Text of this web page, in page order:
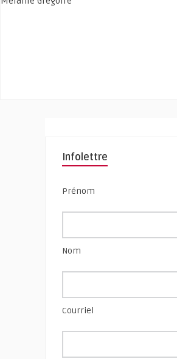
Infolettre
Prénom
Nom
Courriel